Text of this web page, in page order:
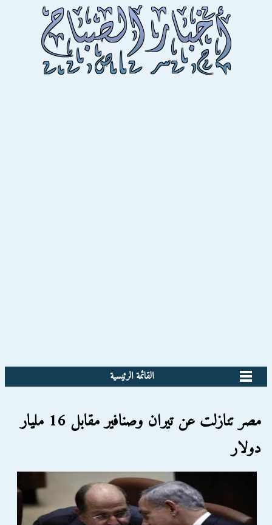
القائمة الرئيسية
مصر تنازلت عن تيران وصنافير مقابل 16 مليار
دولار